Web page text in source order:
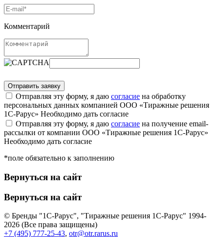
Комментарий
Отправляя эту форму, я даю согласие на обработку
персональных данных компанией ООО «Тиражные решения
1С-Рарус» Необходимо дать согласие
Отправляя эту форму, я даю согласие на получение email-
рассылки от компании ООО «Тиражные решения 1С-Рарус»
Необходимо дать согласие
*поле обязательно к заполнению
Вернуться на сайт
Вернуться на сайт
© Бренды "1С-Рарус", "Тиражные решения 1С-Рарус" 1994-
2026 (Все права защищены)
+7 (495) 777-25-43, otr@otr.rarus.ru